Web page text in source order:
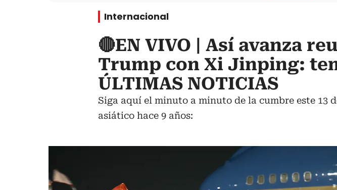
Internacional
🔴EN VIVO | Así avanza
Trump con Xi Jinping:
ÚLTIMAS NOTICIAS
Siga aquí el minuto a minuto de la cumbre este 13
asiático hace 9 años: